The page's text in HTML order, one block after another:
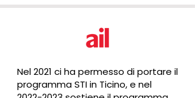
Nel 2021 ci ha permesso di portare il
programma STI in Ticino, e nel